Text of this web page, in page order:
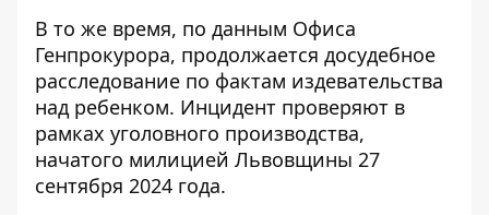
В то же время, по данным Офиса
Генпрокурора, продолжается досудебное
расследование по фактам издевательства
над ребенком. Инцидент проверяют в
рамках уголовного производства,
начатого милицией Львовщины 27
сентября 2024 года.